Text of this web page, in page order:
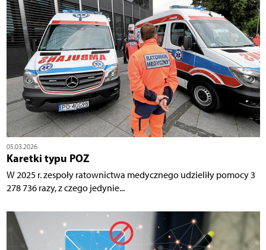
05.03.2026
Karetki typu POZ
W 2025 r. zespoły ratownictwa medycznego udzieliły pomocy 3
278 736 razy, z czego jedynie...